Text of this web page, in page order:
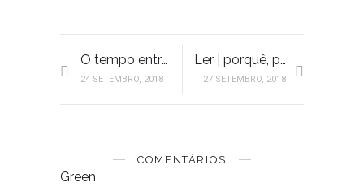
O tempo entre costuras e barritas | Páginas salteadas
24 SETEMBRO, 2018
Ler | porquê, para quê?
27 SETEMBRO, 2018
COMENTÁRIOS
Green